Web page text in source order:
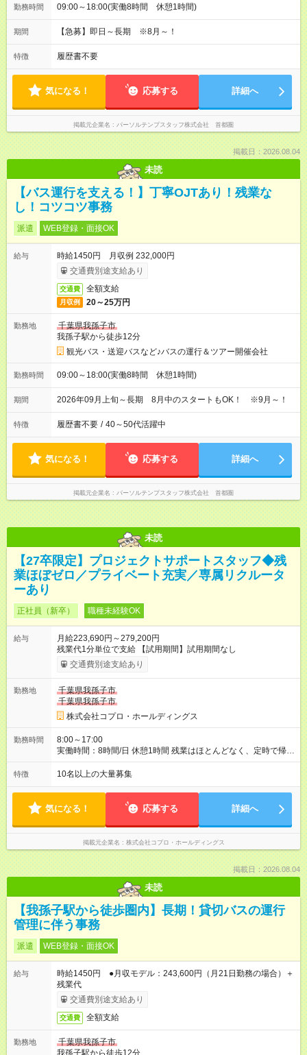
勤務時間 09:00～18:00(実働8時間 休憩1時間)
期間 【急募】即日～長期 ※8月～！
特徴 履歴書不要
気になる！ 応募する 詳細へ
掲載元企業名 パーソルテンプスタッフ株式会社 首都圏
掲載日：2026.08.04
未読
【バス運行を支える！】丁寧OJTあり！残業な
し！コツコツ事務
派遣 WEB登録・面接OK
給与
時給1450円 月収例 232,000円
交通費別途支給あり
交通費 全額支給
月収例 20～25万円
勤務地
千葉県我孫子市
我孫子駅から徒歩12分
観光バス・送迎バスなど♪バスの運行＆ツアー開催会社
勤務時間 09:00～18:00(実働8時間 休憩1時間)
期間 2026年09月上旬～長期 8月中のスタートもOK！ ※9月～！
特徴 履歴書不要 / 40～50代活躍中
気になる！ 応募する 詳細へ
掲載元企業名 パーソルテンプスタッフ株式会社 首都圏
未読
【27卒限定】プロジェクトサポートスタッフ◆残
業ほぼゼロ／プライベート充実／専属リクルータ
ーあり
正社員（新卒） 職種未経験OK
給与
月給223,690円～279,200円
残業代1分単位で支給 【試用期間】試用期間なし
交通費別途支給あり
勤務地
千葉県我孫子市
千葉県我孫子市
株式会社コプロ・ホールディングス
勤務時間
8:00～17:00
実働時間：8時間/日 休憩1時間 残業はほとんどなく、定時で帰れ
る日が多い働き方です。 毎日の業務は進捗管理や事務が中心な
ので、 「今日やるべき仕事」が終われば、自然と区切りをつけ
方を大切にしています。
特徴 10名以上の大量募集
気になる！ 応募する 詳細へ
掲載元企業名 株式会社コプロ・ホールディングス
掲載日：2026.08.04
未読
【我孫子駅から徒歩圏内】長期！貸切バスの運行
管理に伴う事務
派遣 WEB登録・面接OK
給与
時給1450円 ●月収モデル：243,600円（月21日勤務の場合）＋
残業代
交通費別途支給あり
交通費 全額支給
勤務地
千葉県我孫子市
我孫子駅から徒歩12分